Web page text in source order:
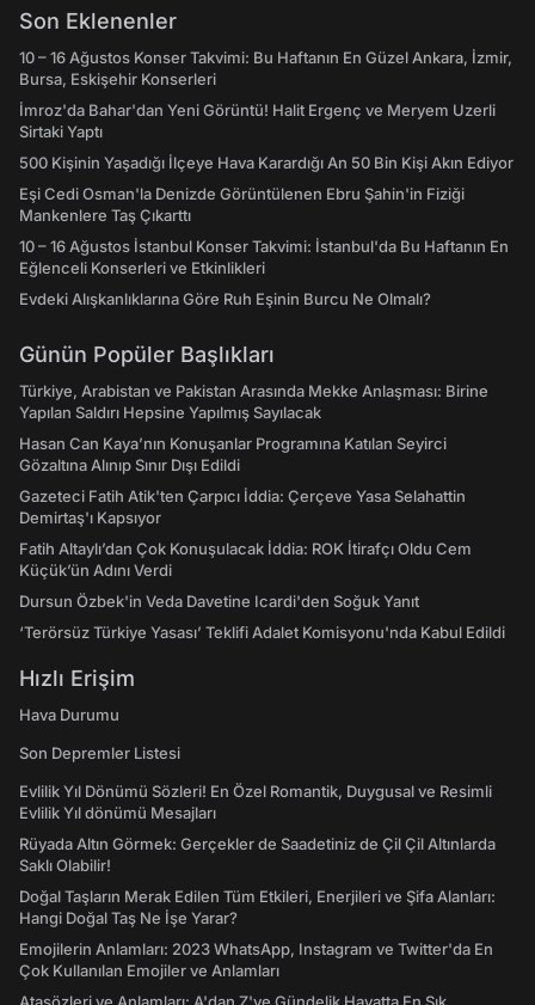
Son Eklenenler
10 – 16 Ağustos Konser Takvimi: Bu Haftanın En Güzel Ankara, İzmir,
Bursa, Eskişehir Konserleri
İmroz'da Bahar'dan Yeni Görüntü! Halit Ergenç ve Meryem Uzerli
Sirtaki Yaptı
500 Kişinin Yaşadığı İlçeye Hava Karardığı An 50 Bin Kişi Akın Ediyor
Eşi Cedi Osman'la Denizde Görüntülenen Ebru Şahin'in Fiziği
Mankenlere Taş Çıkarttı
10 – 16 Ağustos İstanbul Konser Takvimi: İstanbul'da Bu Haftanın En
Eğlenceli Konserleri ve Etkinlikleri
Evdeki Alışkanlıklarına Göre Ruh Eşinin Burcu Ne Olmalı?
Günün Popüler Başlıkları
Türkiye, Arabistan ve Pakistan Arasında Mekke Anlaşması: Birine
Yapılan Saldırı Hepsine Yapılmış Sayılacak
Hasan Can Kaya’nın Konuşanlar Programına Katılan Seyirci
Gözaltına Alınıp Sınır Dışı Edildi
Gazeteci Fatih Atik'ten Çarpıcı İddia: Çerçeve Yasa Selahattin
Demirtaş'ı Kapsıyor
Fatih Altaylı’dan Çok Konuşulacak İddia: ROK İtirafçı Oldu Cem
Küçük’ün Adını Verdi
Dursun Özbek'in Veda Davetine Icardi'den Soğuk Yanıt
‘Terörsüz Türkiye Yasası’ Teklifi Adalet Komisyonu'nda Kabul Edildi
Hızlı Erişim
Hava Durumu
Son Depremler Listesi
Evlilik Yıl Dönümü Sözleri! En Özel Romantik, Duygusal ve Resimli
Evlilik Yıl dönümü Mesajları
Rüyada Altın Görmek: Gerçekler de Saadetiniz de Çil Çil Altınlarda
Saklı Olabilir!
Doğal Taşların Merak Edilen Tüm Etkileri, Enerjileri ve Şifa Alanları:
Hangi Doğal Taş Ne İşe Yarar?
Emojilerin Anlamları: 2023 WhatsApp, Instagram ve Twitter'da En
Çok Kullanılan Emojiler ve Anlamları